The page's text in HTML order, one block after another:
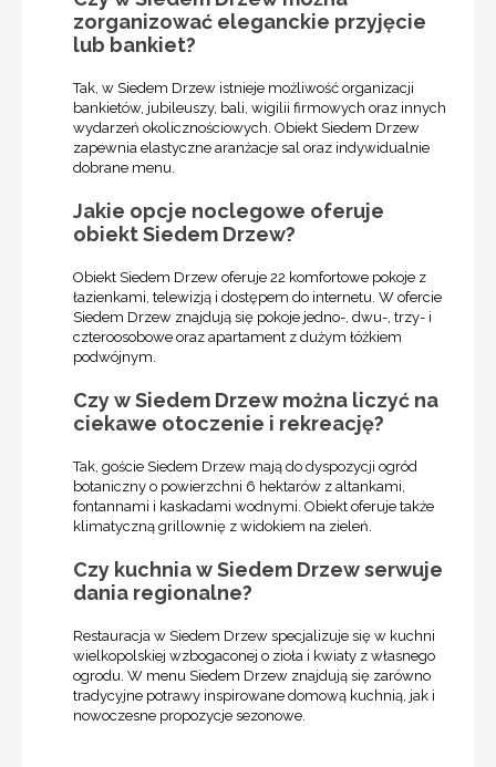
zorganizować eleganckie przyjęcie
lub bankiet?
Tak, w Siedem Drzew istnieje możliwość organizacji
bankietów, jubileuszy, bali, wigilii firmowych oraz innych
wydarzeń okolicznościowych. Obiekt Siedem Drzew
zapewnia elastyczne aranżacje sal oraz indywidualnie
dobrane menu.
Jakie opcje noclegowe oferuje
obiekt Siedem Drzew?
Obiekt Siedem Drzew oferuje 22 komfortowe pokoje z
łazienkami, telewizją i dostępem do internetu. W ofercie
Siedem Drzew znajdują się pokoje jedno-, dwu-, trzy- i
czteroosobowe oraz apartament z dużym łóżkiem
podwójnym.
Czy w Siedem Drzew można liczyć na
ciekawe otoczenie i rekreację?
Tak, goście Siedem Drzew mają do dyspozycji ogród
botaniczny o powierzchni 6 hektarów z altankami,
fontannami i kaskadami wodnymi. Obiekt oferuje także
klimatyczną grillownię z widokiem na zieleń.
Czy kuchnia w Siedem Drzew serwuje
dania regionalne?
Restauracja w Siedem Drzew specjalizuje się w kuchni
wielkopolskiej wzbogaconej o zioła i kwiaty z własnego
ogrodu. W menu Siedem Drzew znajdują się zarówno
tradycyjne potrawy inspirowane domową kuchnią, jak i
nowoczesne propozycje sezonowe.